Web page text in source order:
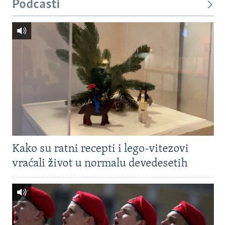
Podcasti
Kako su ratni recepti i lego-vitezovi
vraćali život u normalu devedesetih